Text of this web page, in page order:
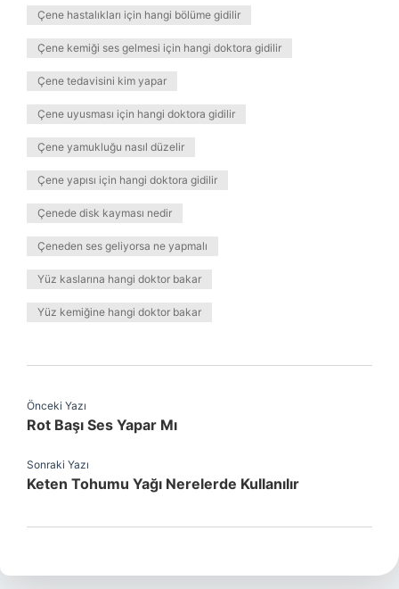
Çene hastalıkları için hangi bölüme gidilir
Çene kemiği ses gelmesi için hangi doktora gidilir
Çene tedavisini kim yapar
Çene uyusması için hangi doktora gidilir
Çene yamukluğu nasıl düzelir
Çene yapısı için hangi doktora gidilir
Çenede disk kayması nedir
Çeneden ses geliyorsa ne yapmalı
Yüz kaslarına hangi doktor bakar
Yüz kemiğine hangi doktor bakar
Önceki Yazı
Rot Başı Ses Yapar Mı
Sonraki Yazı
Keten Tohumu Yağı Nerelerde Kullanılır